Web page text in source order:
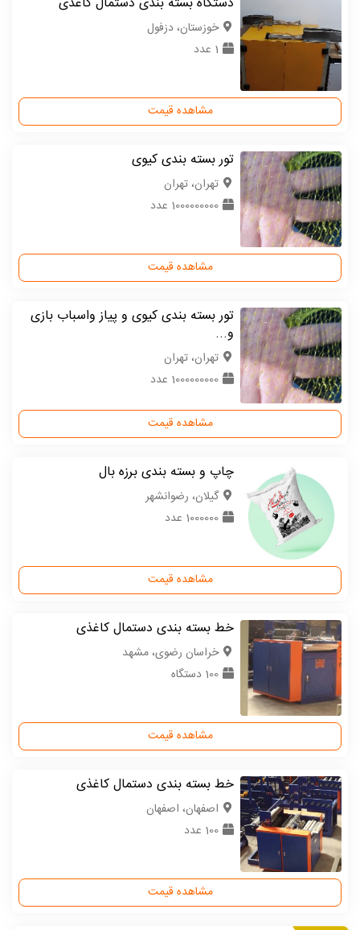
خوزستان، دزفول
1 عدد
مشاهده قیمت
تور بسته بندی کیوی
تهران، تهران
1000000000 عدد
مشاهده قیمت
تور بسته بندی کیوی و پیاز واسباب بازی
و...
تهران، تهران
1000000000 عدد
مشاهده قیمت
چاپ و بسته بندی برزه بال
گیلان، رضوانشهر
1000000 عدد
مشاهده قیمت
خط بسته بندی دستمال کاغذی
خراسان رضوی، مشهد
100 دستگاه
مشاهده قیمت
خط بسته بندی دستمال کاغذی
اصفهان، اصفهان
100 عدد
مشاهده قیمت